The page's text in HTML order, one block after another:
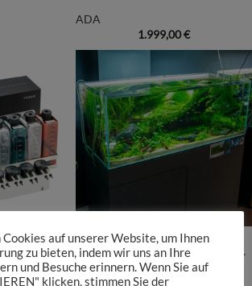
ADA
1.999,00€
Chihiros Dosieranlage + Zubehör
NEU
120P Premium Setup Bundle – Juli Aktion
1778,90 - 1998,90
auf unserer Website, um Ihnen
zu bieten, indem wir uns an Ihre
und Besuche erinnern. Wenn Sie auf
klicken, stimmen Sie der